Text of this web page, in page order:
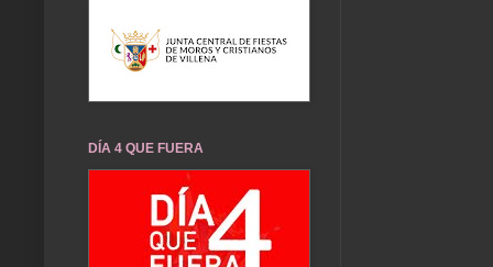
DÍA 4 QUE FUERA